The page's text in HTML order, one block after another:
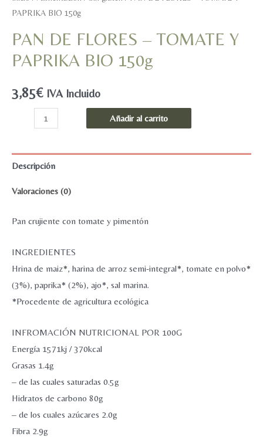
PAPRIKA BIO 150g
PAN DE FLORES – TOMATE Y
PAPRIKA BIO 150g
3,85€ IVA Incluido
-
Y
Añadir al carrito
Descripción
Valoraciones (0)
Pan crujiente con tomate y pimentón
INGREDIENTES
Hrina de maiz*, harina de arroz semi-integral*, tomate en polvo*
(3%), paprika* (2%), ajo*, sal marina.
*Procedente de agricultura ecológica
INFROMACIÓN NUTRICIONAL POR 100G
Energía 1571kj / 370kcal
Grasas 1.4g
– de las cuales saturadas 0.5g
Hidratos de carbono 80g
– de los cuales azúcares 2.0g
Fibra 2.9g